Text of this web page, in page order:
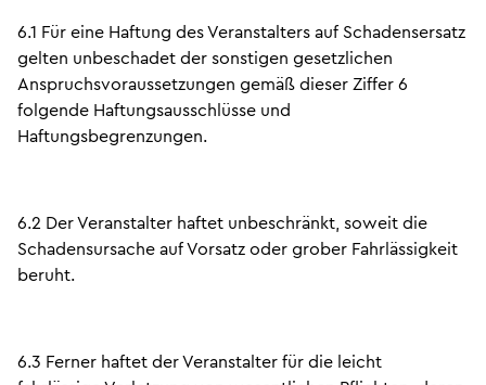
6.1 Für eine Haftung des Veranstalters auf Schadensersatz
gelten unbeschadet der sonstigen gesetzlichen
Anspruchsvoraussetzungen gemäß dieser Ziffer 6
folgende Haftungsausschlüsse und
Haftungsbegrenzungen.
6.2 Der Veranstalter haftet unbeschränkt, soweit die
Schadensursache auf Vorsatz oder grober Fahrlässigkeit
beruht.
6.3 Ferner haftet der Veranstalter für die leicht